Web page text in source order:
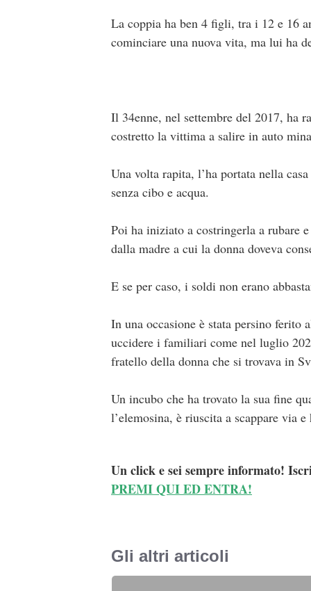
La coppia ha ben 4 figli, tra i 12 e 16
cominciare una nuova vita, ma lui ha
Il 34enne, nel settembre del 2017, ha
costretto la vittima a salire in auto
Una volta rapita, l’ha portata nella
senza cibo e acqua.
Poi ha iniziato a costringerla a rubare
dalla madre a cui la donna doveva
E se per caso, i soldi non erano
In una occasione è stata persino ferito
uccidere i familiari come nel luglio
fratello della donna che si trovava in
Un incubo che ha trovato la sua fine
l’elemosina, è riuscita a scappare via
Un click e sei sempre informato!
PREMI QUI ED ENTRA!
Gli altri articoli